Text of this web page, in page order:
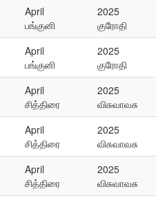
April
பங்குனி
2025
குரோதி
April
பங்குனி
2025
குரோதி
April
சித்திரை
2025
விசுவாவசு
April
சித்திரை
2025
விசுவாவசு
April
சித்திரை
2025
விசுவாவசு